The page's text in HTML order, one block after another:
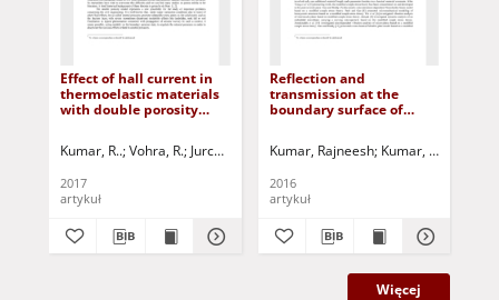
Effect of hall current in
thermoelastic materials
with double porosity
Kumar, R.. Vohra, R. Jurczak, Paweł - red.
2017
artykuł
Reflection and
transmission at the
boundary surface of
Kumar, Rajneesh Kumar, K.
2016
artykuł
Więcej